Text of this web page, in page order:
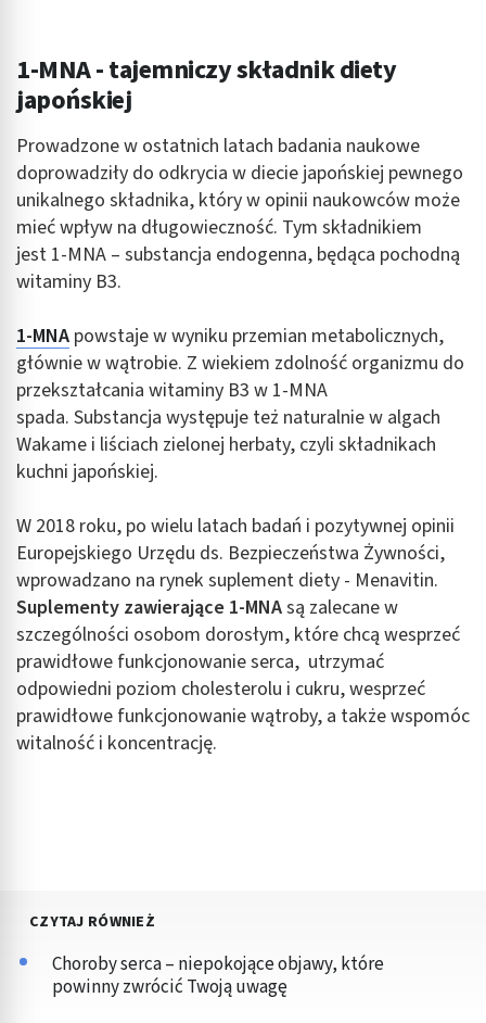
1-MNA - tajemniczy składnik diety
japońskiej
Prowadzone w ostatnich latach badania naukowe
doprowadziły do odkrycia w diecie japońskiej pewnego
unikalnego składnika, który w opinii naukowców może
mieć wpływ na długowieczność. Tym składnikiem
jest 1-MNA – substancja endogenna, będąca pochodną
witaminy B3.
1-MNA powstaje w wyniku przemian metabolicznych,
głównie w wątrobie. Z wiekiem zdolność organizmu do
przekształcania witaminy B3 w 1-MNA
spada. Substancja występuje też naturalnie w algach
Wakame i liściach zielonej herbaty, czyli składnikach
kuchni japońskiej.
W 2018 roku, po wielu latach badań i pozytywnej opinii
Europejskiego Urzędu ds. Bezpieczeństwa Żywności,
wprowadzano na rynek suplement diety - Menavitin.
Suplementy zawierające 1-MNAsą zalecane w
szczególności osobom dorosłym, które chcą wesprzeć
prawidłowe funkcjonowanie serca, utrzymać
odpowiedni poziom cholesterolu i cukru, wesprzeć
prawidłowe funkcjonowanie wątroby, a także wspomóc
witalność i koncentrację.
CZYTAJ RÓWNIEŻ
Choroby serca – niepokojące objawy, które
powinny zwrócić Twoją uwagę
kombinacji danych z różnych źródeł
Rozwój i ulepszanie usług
Wykorzystywanie ograniczonych danych do
wyboru treści
Funkcje specjalne IAB:
Użycie dokładnych danych geolokalizacyjnych
Identyfikowanie urządzeń na podstawie
aktywnie żądanych informacji
Cele przetwarzania inne niż IAB:
Niezbędne
Wydajność (Performance)
Reklama / śledzenie